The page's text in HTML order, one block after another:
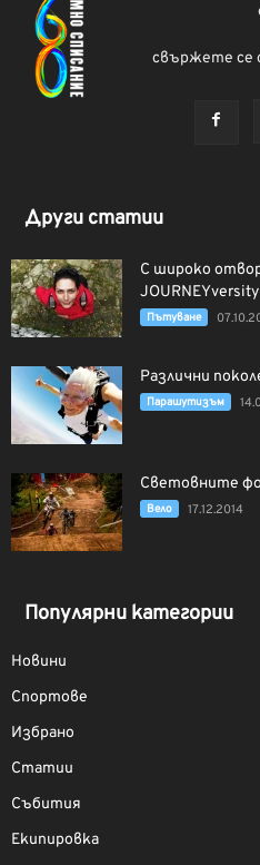
свържете се
Други статии
С широко
JOURNEYversity
Пътуване
Различни
Парашутизъм
Световните
Вело 17.12.2014
Популярни категории
Новини
Спортове
Избрано
Статии
Събития
Екипировка